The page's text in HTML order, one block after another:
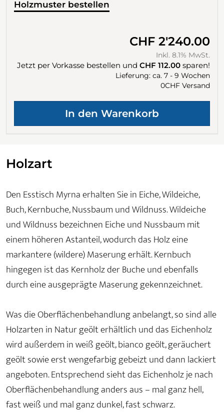
Holzmuster bestellen
CHF 2'240.00
Inkl. 8.1% MwSt.
Jetzt per Vorkasse bestellen und CHF 112.00 sparen!
Lieferung: ca. 7 - 9 Wochen
0CHF Versand
Holzart
Den Esstisch Myrna erhalten Sie in Eiche, Wildeiche,
Buch, Kernbuche, Nussbaum und Wildnuss. Wildeiche
und Wildnuss bezeichnen Eiche und Nussbaum mit
einem höheren Astanteil, wodurch das Holz eine
markantere (wildere) Maserung erhält. Kernbuch
hingegen ist das Kernholz der Buche und ebenfalls
durch eine ausgeprägte Maserung gekennzeichnet.
Was die Oberflächenbehandlung anbelangt, so sind alle
Holzarten in Natur geölt erhältlich und das Eichenholz
wird außerdem in weiß geölt, bianco geölt, geräuchert
geölt sowie erst wengefarbig gebeizt und dann lackiert
angeboten. Entsprechend sieht das Eichenholz je nach
Oberflächenbehandlung anders aus – mal ganz hell,
fast weiß und mal ganz dunkel, fast schwarz.